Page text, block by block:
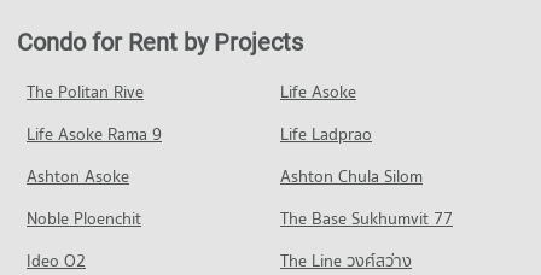
Condo for Sale near Ramkhamhaeng Road
2,270 properties for sale
Condo Rama 9 Road
PROJECT_COUNT
Condo for Rent near Rama 9 Road
24,683 properties for rent
Condo for Sale near Rama 9 Road
9,290 properties for sale
Condo for Rent by Projects
The Politan Rive
Life Asoke
Life Asoke Rama 9
Life Ladprao
Ashton Asoke
Ashton Chula Silom
Noble Ploenchit
The Base Sukhumvit 77
Ideo O2
The Line วงศ์สว่าง